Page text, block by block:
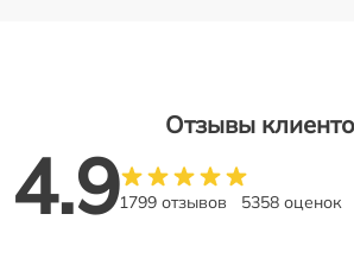
Отзывы
4.91799 отзывов 5358 оценок